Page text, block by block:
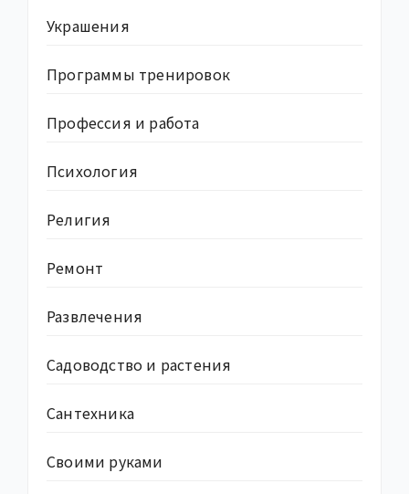
Украшения
Программы тренировок
Профессия и работа
Психология
Религия
Ремонт
Развлечения
Садоводство и растения
Сантехника
Своими руками